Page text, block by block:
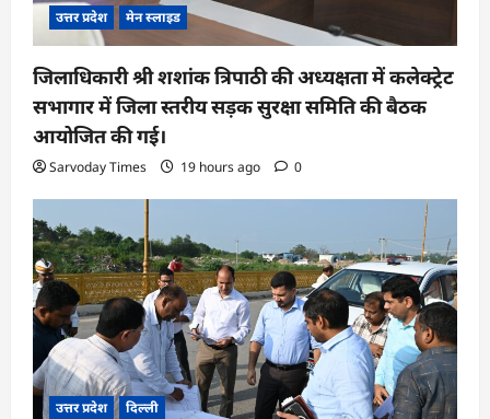
उत्तर प्रदेश मेन स्लाइड
जिलाधिकारी श्री शशांक त्रिपाठी की अध्यक्षता में कलेक्ट्रेट
सभागार में जिला स्तरीय सड़क सुरक्षा समिति की बैठक
आयोजित की गई।
Sarvoday Times 19 hours ago 0
उत्तर प्रदेश दिल्ली